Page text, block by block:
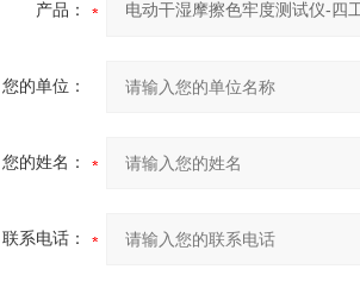
产品：
您的单位：
您的姓名：
联系电话：